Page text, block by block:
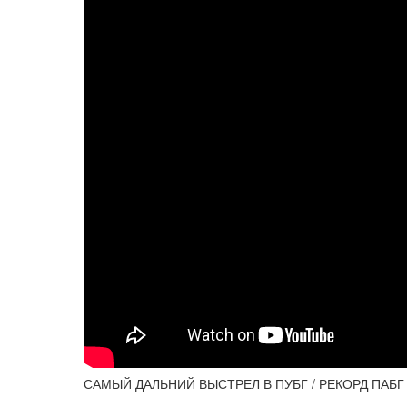
САМЫЙ ДАЛЬНИЙ ВЫСТРЕЛ В ПУБГ / РЕКОРД ПАБГ /